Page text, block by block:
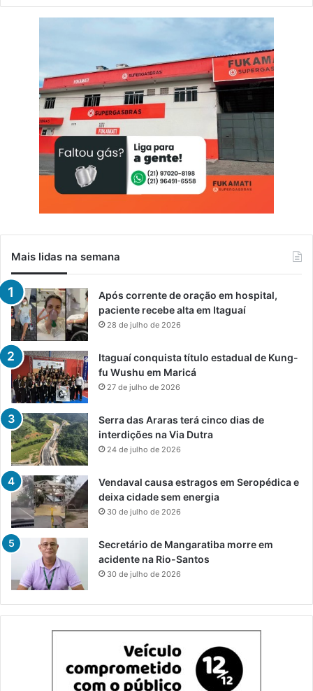
Mais lidas na semana
Após corrente de oração em hospital,
paciente recebe alta em Itaguaí
28 de julho de 2026
Itaguaí conquista título estadual de Kung-
fu Wushu em Maricá
27 de julho de 2026
Serra das Araras terá cinco dias de
interdições na Via Dutra
24 de julho de 2026
Vendaval causa estragos em Seropédica e
deixa cidade sem energia
30 de julho de 2026
Secretário de Mangaratiba morre em
acidente na Rio-Santos
30 de julho de 2026